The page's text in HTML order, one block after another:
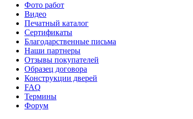
Фото работ
Видео
Печатный каталог
Сертификаты
Благодарственные письма
Наши партнеры
Отзывы покупателей
Образец договора
Конструкции дверей
FAQ
Термины
Форум